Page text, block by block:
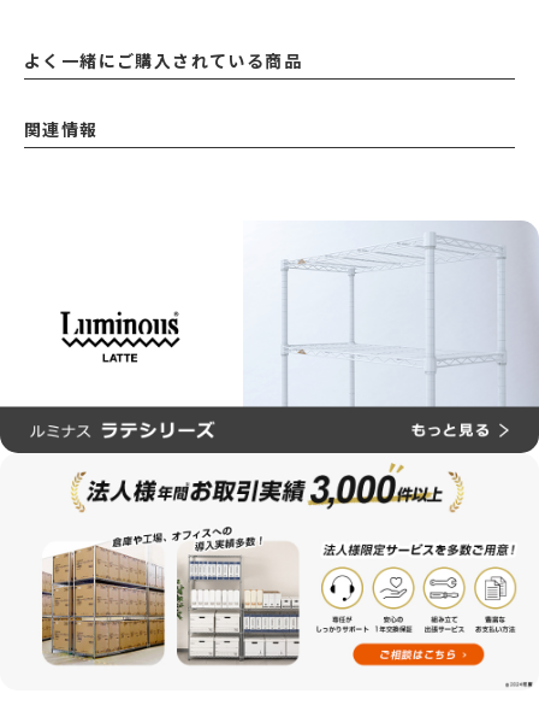
よく一緒にご購入されている商品
関連情報